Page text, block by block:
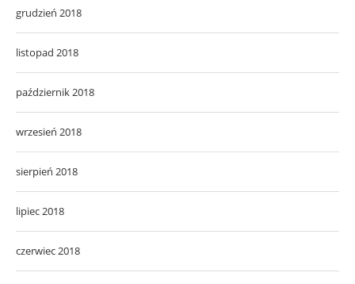
grudzień 2018
listopad 2018
październik 2018
wrzesień 2018
sierpień 2018
lipiec 2018
czerwiec 2018